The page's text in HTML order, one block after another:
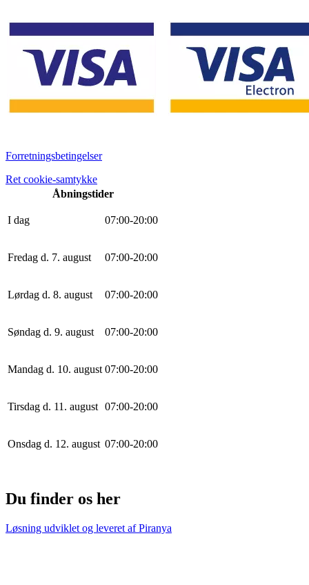
Forretningsbetingelser
Ret cookie-samtykke
Åbningstider
I dag 07:00-20:00
Fredag d. 7. august 07:00-20:00
Lørdag d. 8. august 07:00-20:00
Søndag d. 9. august 07:00-20:00
Mandag d. 10. august 07:00-20:00
Tirsdag d. 11. august 07:00-20:00
Onsdag d. 12. august 07:00-20:00
Du finder os her
Løsning udviklet og leveret afPiranya